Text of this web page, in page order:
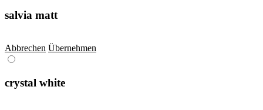
salvia matt
Abbrechen Übernehmen
crystal white